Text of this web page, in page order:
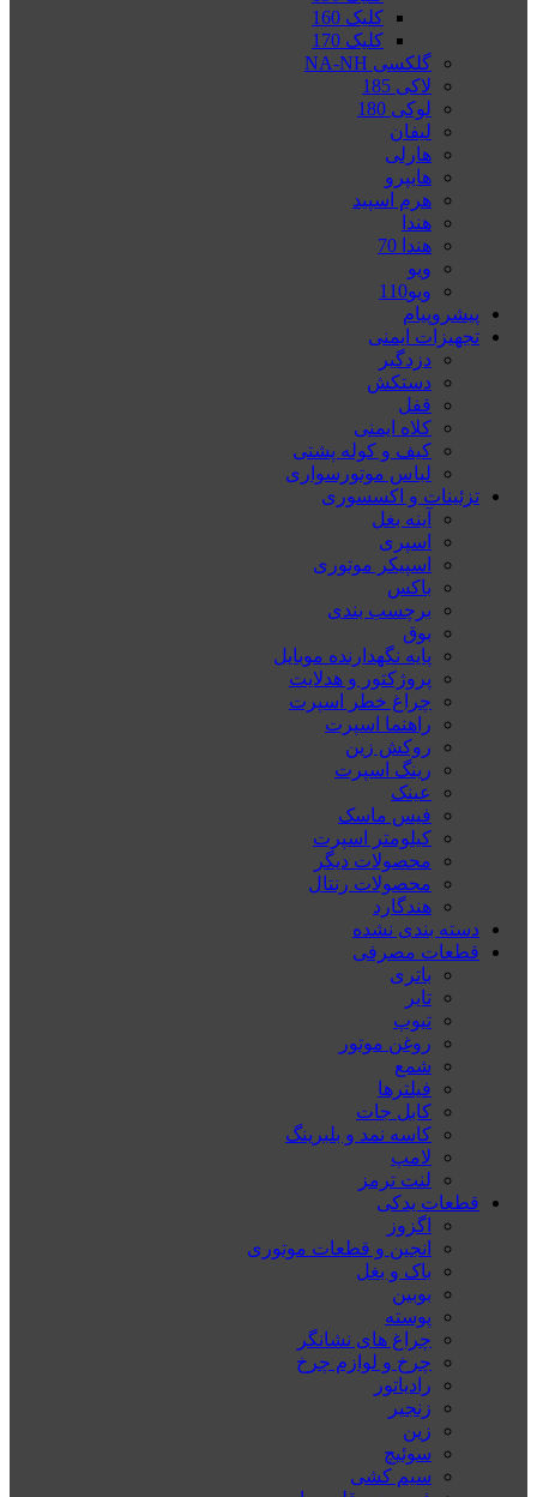
کلیک 160
کلیک 170
گلکسی NA-NH
لاکی 185
لوکی 180
لیفان
هارلی
هایپرو
هرم اسپید
هندا
هندا 70
ویو
ویو110
پیشروپیام
تجهیزات ایمنی
دزدگیر
دستکش
قفل
کلاه ایمنی
کیف و کوله پشتی
لباس موتورسواری
تزئینات و اکسسوری
آینه بغل
اسپری
اسپیکر موتوری
باکس
برچسب بندی
بوق
پایه نگهدارنده موبایل
پروژکتور و هدلایت
چراغ خطر اسپرت
راهنما اسپرت
روکش زین
رینگ اسپرت
عینک
فیس ماسک
کیلومتر اسپرت
محصولات دیگر
محصولات رنتال
هندگارد
دسته بندی نشده
قطعات مصرفی
باتری
تایر
تیوپ
روغن موتور
شمع
فیلترها
کابل جات
کاسه نمد و بلبرینگ
لامپ
لنت ترمز
قطعات یدکی
اگزوز
انجین و قطعات موتوری
باک و بغل
بوبین
پوسته
چراغ های نشانگر
چرخ و لوازم چرخ
رادیاتور
زنجیر
زین
سوئیچ
سیم کشی